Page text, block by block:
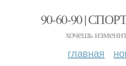
90-60-90 |
хочешь
главная